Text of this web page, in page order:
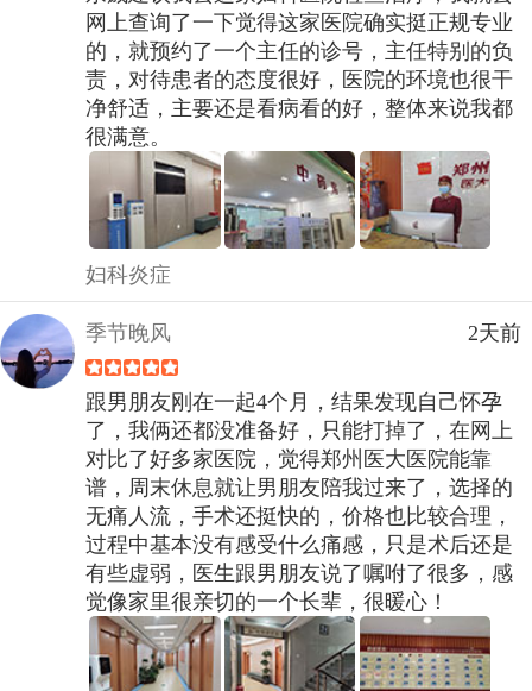
网上查询了一下觉得这家医院确实挺正规专业
的，就预约了一个主任的诊号，主任特别的负
责，对待患者的态度很好，医院的环境也很干
净舒适，主要还是看病看的好，整体来说我都
很满意。
妇科炎症
季节晚风 2天前
跟男朋友刚在一起4个月，结果发现自己怀孕
了，我俩还都没准备好，只能打掉了，在网上
对比了好多家医院，觉得郑州医大医院能靠
谱，周末休息就让男朋友陪我过来了，选择的
无痛人流，手术还挺快的，价格也比较合理，
过程中基本没有感受什么痛感，只是术后还是
有些虚弱，医生跟男朋友说了嘱咐了很多，感
觉像家里很亲切的一个长辈，很暖心！